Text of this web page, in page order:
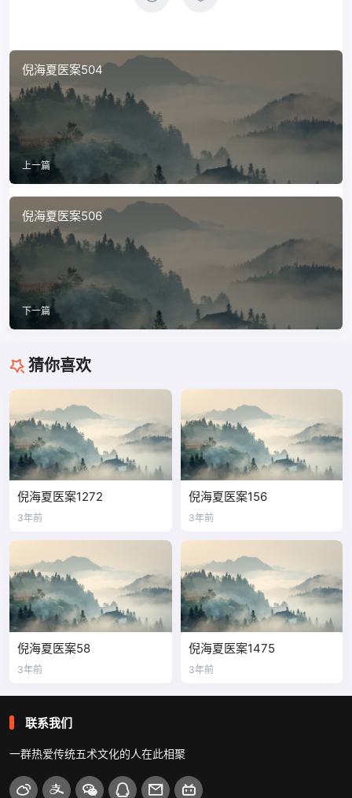
倪海夏医案504
上一篇
倪海夏医案506
下一篇
猜你喜欢
倪海夏医案1272
3年前
倪海夏医案156
3年前
倪海夏医案58
3年前
倪海夏医案1475
3年前
联系我们
一群热爱传统五术文化的人在此相聚